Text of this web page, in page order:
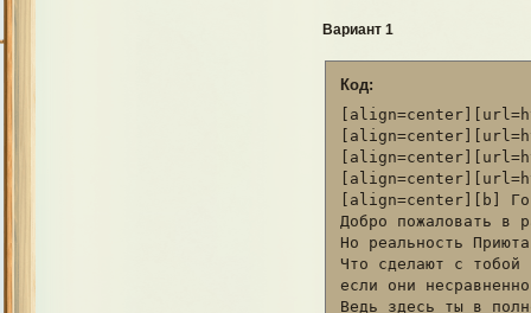
Вариант 1
Код:
[align=center][b]
Добро пожаловать в
Но реальность
Что сделают с
если они
Ведь здесь ты в